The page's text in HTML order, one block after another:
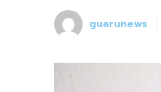
guarunews